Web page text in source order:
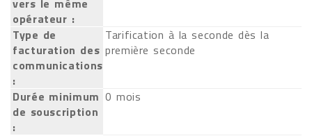
vers le même
opérateur :
Type de
facturation des
communications
:
Tarification à la seconde dès la
première seconde
Durée minimum
de souscription
:
0 mois